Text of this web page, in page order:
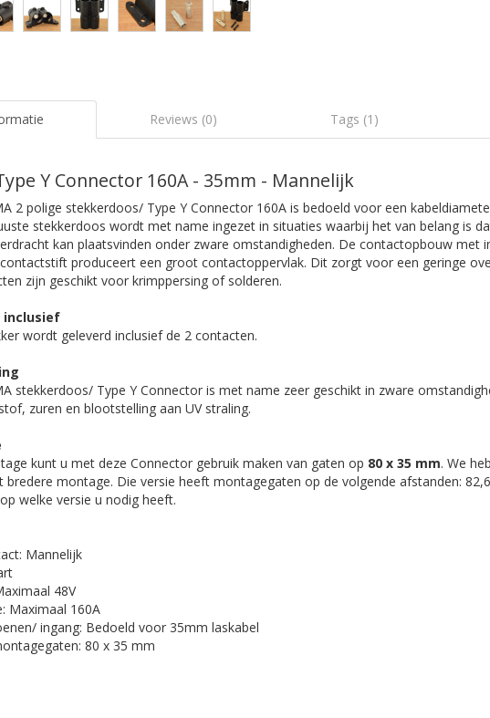
Reviews (0) Tags (1)
Y Connector 160A - 35mm - Mannelijk
2 polige stekkerdoos/ Type Y Connector 160A is bedoeld voor een
stekkerdoos wordt met name ingezet in situaties waarbij het van belang is
kan plaatsvinden onder zware omstandigheden. De contactopbouw met
produceert een groot contactoppervlak. Dit zorgt voor een geringe
zijn geschikt voor krimppersing of solderen.
inclusief
wordt geleverd inclusief de 2 contacten.
stekkerdoos/ Type Y Connector is met name zeer geschikt in zware
zuren en blootstelling aan UV straling.
kunt u met deze Connector gebruik maken van gaten op 80 x 35 mm. We
bredere montage. Die versie heeft montagegaten op de volgende afstanden:
welke versie u nodig heeft.
Mannelijk
48V
Maximaal 160A
ingang: Bedoeld voor 35mm laskabel
80 x 35 mm